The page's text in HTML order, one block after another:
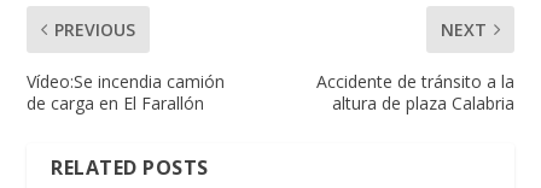
PREVIOUS
Vídeo:Se incendia camión
de carga en El Farallón
NEXT
Accidente de tránsito a la
altura de plaza Calabria
RELATED POSTS